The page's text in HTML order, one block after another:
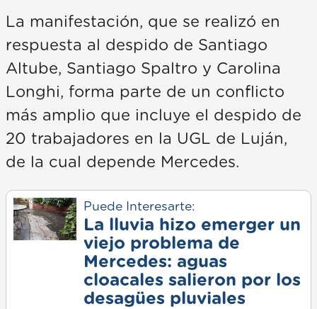
La manifestación, que se realizó en
respuesta al despido de Santiago
Altube, Santiago Spaltro y Carolina
Longhi, forma parte de un conflicto
más amplio que incluye el despido de
20 trabajadores en la UGL de Luján,
de la cual depende Mercedes.
Puede Interesarte:
La lluvia hizo emerger un
viejo problema de
Mercedes: aguas
cloacales salieron por los
desagües pluviales